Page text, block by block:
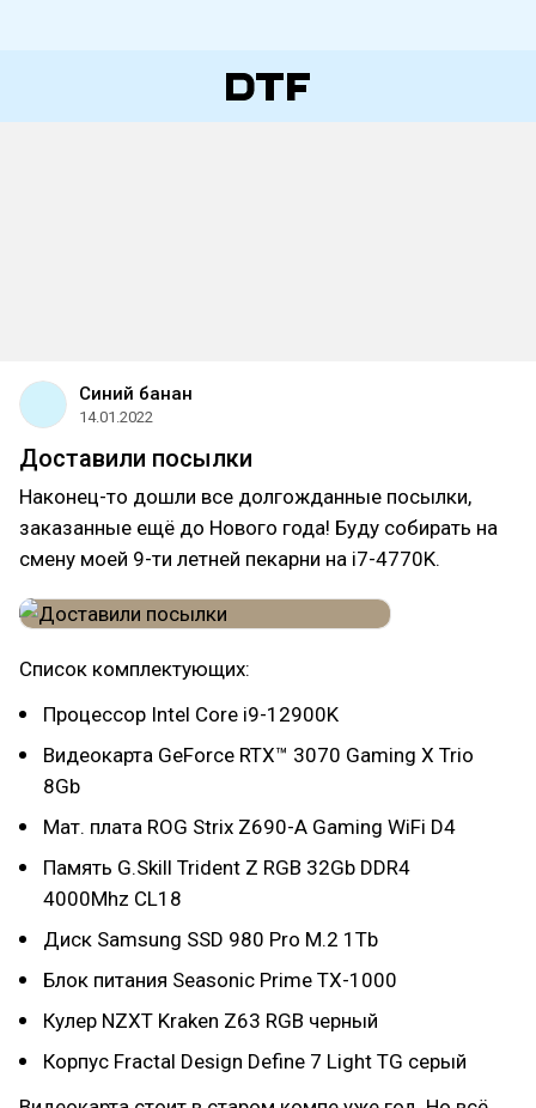
Синий банан
14.01.2022
Доставили посылки
Наконец-то дошли все долгожданные посылки,
заказанные ещё до Нового года! Буду собирать на
смену моей 9-ти летней пекарни на i7-4770K.
Список комплектующих:
Процессор Intel Core i9-12900K
Видеокарта GeForce RTX™ 3070 Gaming X Trio
8Gb
Мат. плата ROG Strix Z690-A Gaming WiFi D4
Память G.Skill Trident Z RGB 32Gb DDR4
4000Mhz CL18
Диск Samsung SSD 980 Pro M.2 1Tb
Блок питания Seasonic Prime TX-1000
Кулер NZXT Kraken Z63 RGB черный
Корпус Fractal Design Define 7 Light TG серый